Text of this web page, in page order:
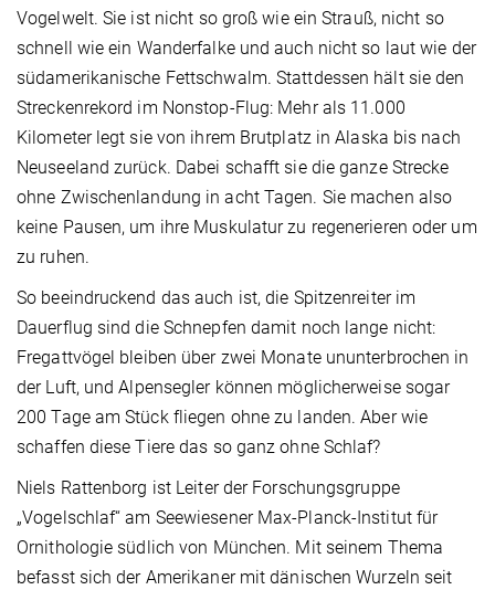
Vogelwelt. Sie ist nicht so groß wie ein Strauß, nicht so
schnell wie ein Wanderfalke und auch nicht so laut wie der
südamerikanische Fettschwalm. Stattdessen hält sie den
Streckenrekord im Nonstop-Flug: Mehr als 11.000
Kilometer legt sie von ihrem Brutplatz in Alaska bis nach
Neuseeland zurück. Dabei schafft sie die ganze Strecke
ohne Zwischenlandung in acht Tagen. Sie machen also
keine Pausen, um ihre Muskulatur zu regenerieren oder um
zu ruhen.
So beeindruckend das auch ist, die Spitzenreiter im
Dauerflug sind die Schnepfen damit noch lange nicht:
Fregattvögel bleiben über zwei Monate ununterbrochen in
der Luft, und Alpensegler können möglicherweise sogar
200 Tage am Stück fliegen ohne zu landen. Aber wie
schaffen diese Tiere das so ganz ohne Schlaf?
Niels Rattenborg ist Leiter der Forschungsgruppe
„Vogelschlaf“ am Seewiesener Max-Planck-Institut für
Ornithologie südlich von München. Mit seinem Thema
befasst sich der Amerikaner mit dänischen Wurzeln seit